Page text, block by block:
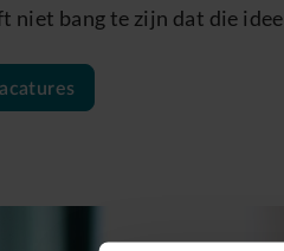
niet bang te zijn dat die